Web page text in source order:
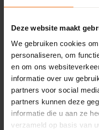
Deze website maakt
We gebruiken cookies
personaliseren, om
en om ons
informatie over uw
partners voor social
partners kunnen deze
informatie die u aan ze
verzameld op basis van
Hammerweg
7671 JE
0513335000
Selecteren
Bekijk vestiging info